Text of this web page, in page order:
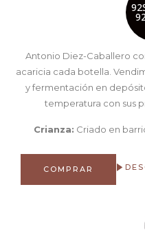
Antonio Diez-Caballero
acaricia cada botella.
y fermentación en
temperatura con sus
Crianza: Criado en
COMPRAR